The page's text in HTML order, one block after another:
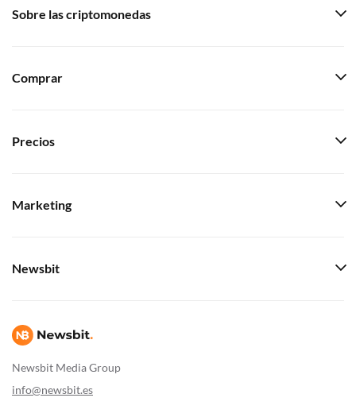
Newsbit Media Group
info@newsbit.es
Sobre las criptomonedas
Comprar
Precios
Marketing
Newsbit